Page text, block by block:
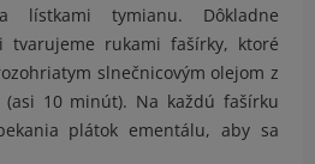
lístkami tymianu. Dôkladne
tvarujeme rukami fašírky, ktoré
slnečnicovým olejom z
10 minút). Na každú fašírku
plátok ementálu, aby sa